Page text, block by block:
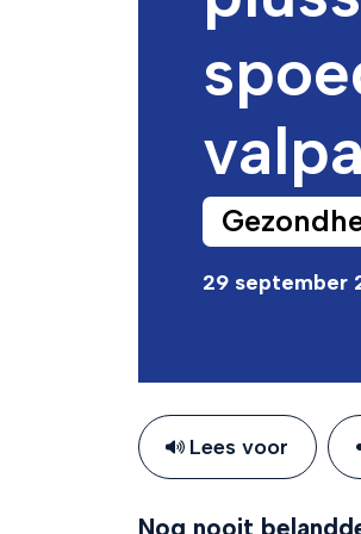
29 september
Lees voor
Nog nooit